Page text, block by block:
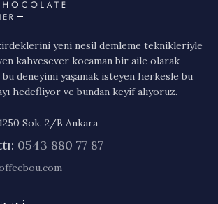
yeni nesil demleme teknikleriyle
kahvesever kocaman bir aile olarak
deneyimi yaşamak isteyen herkesle bu
hedefliyor ve bundan keyif alıyoruz.
Sok. 2/B Ankara
0543 880 77 87